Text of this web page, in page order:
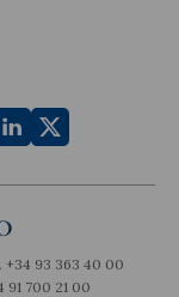
+34 93 363 40 00
91 700 21 00